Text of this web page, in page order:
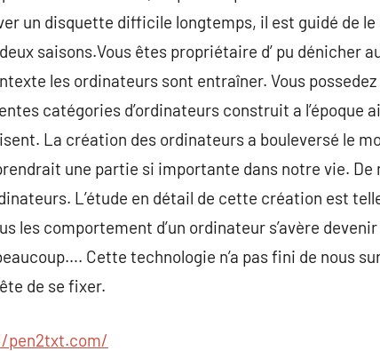
un disquette difficile longtemps, il est guidé de
saisons.Vous êtes propriétaire d’ pu dénicher
les ordinateurs sont entraîner. Vous
catégories d’ordinateurs construit a l’époque
La création des ordinateurs a bouleversé le
une partie si importante dans notre vie.
L’étude en détail de cette création est
les comportement d’un ordinateur s’avère
Cette technologie n’a pas fini de nous
de se fixer.
pen2txt.com/